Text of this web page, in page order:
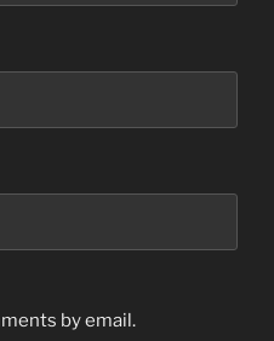
by email.